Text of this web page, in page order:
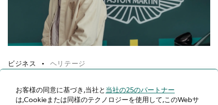
お客様の同意に基づき,当社と 当社の25のパートナー
は,Cookieまたは同様のテクノロジーを使用して,このWebサ
ビジネス • ヘリテージ
2025 November 12 • 2 min read